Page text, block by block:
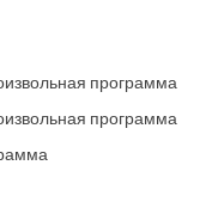
программа
программа